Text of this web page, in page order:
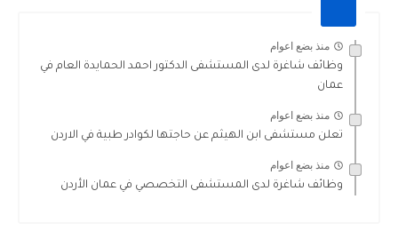
منذ بضع اعوام
وظائف شاغرة لدى المستشفى الدكتور احمد الحمايدة العام في
عمان
منذ بضع اعوام
تعلن مستشفى ابن الهيثم عن حاجتها لكوادر طبية في الاردن
منذ بضع اعوام
وظائف شاغرة لدى المستشفى التخصصي في عمان الأردن